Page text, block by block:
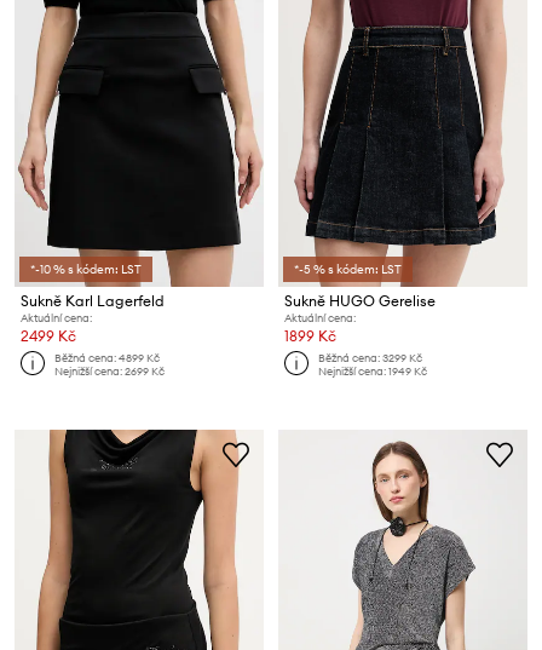
*-10 % s kódem: LST
Sukně Karl Lagerfeld
Aktuální cena:
2499 Kč
Běžná cena:4899 Kč
Nejnižší cena:2699 Kč
*-5 % s kódem: LST
Sukně HUGO Gerelise
Aktuální cena:
1899 Kč
Běžná cena:3299 Kč
Nejnižší cena:1949 Kč